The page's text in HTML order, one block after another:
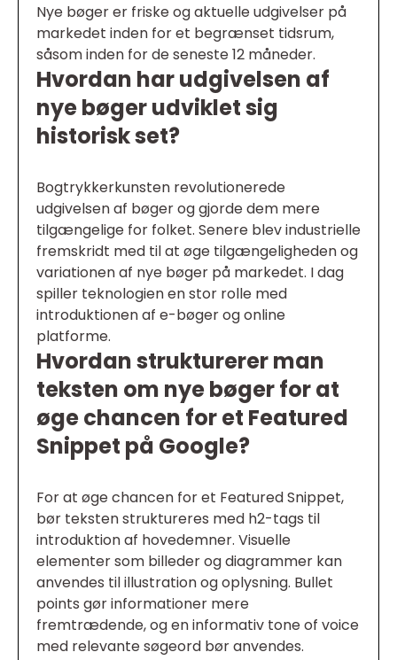
Nye bøger er friske og aktuelle udgivelser på
markedet inden for et begrænset tidsrum,
såsom inden for de seneste 12 måneder.
Hvordan har udgivelsen af
nye bøger udviklet sig
historisk set?
Bogtrykkerkunsten revolutionerede
udgivelsen af bøger og gjorde dem mere
tilgængelige for folket. Senere blev industrielle
fremskridt med til at øge tilgængeligheden og
variationen af nye bøger på markedet. I dag
spiller teknologien en stor rolle med
introduktionen af e-bøger og online
platforme.
Hvordan strukturerer man
teksten om nye bøger for at
øge chancen for et Featured
Snippet på Google?
For at øge chancen for et Featured Snippet,
bør teksten struktureres med h2-tags til
introduktion af hovedemner. Visuelle
elementer som billeder og diagrammer kan
anvendes til illustration og oplysning. Bullet
points gør informationer mere
fremtrædende, og en informativ tone of voice
med relevante søgeord bør anvendes.